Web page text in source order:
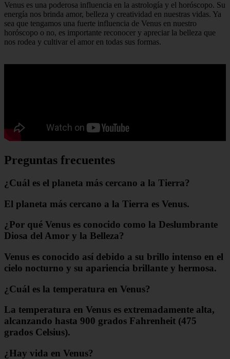
Venus es una poderosa influencia en la astrología y el horóscopo. Su
energía nos brinda amor, belleza y creatividad en nuestras vidas. Ya
sea que tengamos una fuerte influencia de Venus en nuestro
horóscopo o no, es importante reconocer y apreciar la belleza que
nos rodea y cultivar el amor en todas sus formas.
Preguntas frecuentes
¿Cuál es el planeta más cercano a la Tierra?
El planeta más cercano a la Tierra es Venus.
¿Por qué Venus es conocido como la Deslumbrante
Diosa del Amor y la Belleza?
Venus es conocido así debido a su brillo intenso en el
cielo nocturno y su apariencia brillante y hermosa.
¿Cuál es la temperatura en Venus?
La temperatura en Venus es extremadamente alta,
alcanzando hasta 900 grados Fahrenheit (475
grados Celsius).
¿Hay vida en Venus?